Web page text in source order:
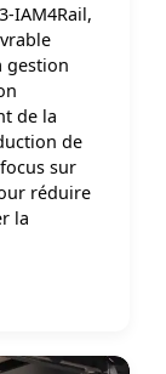
IAM4Rail,
gestion
de la
de
sur
réduire
la